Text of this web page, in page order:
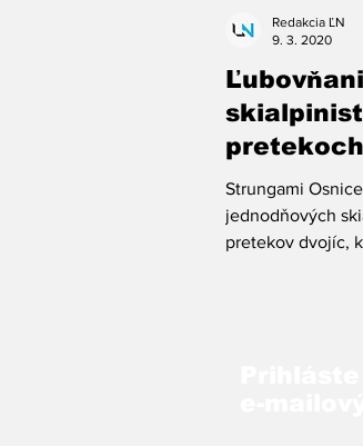
pretekoch
Strungami
jednodňových
pretekov dvojíc,
Redakcia ĽN
9. 3. 2020